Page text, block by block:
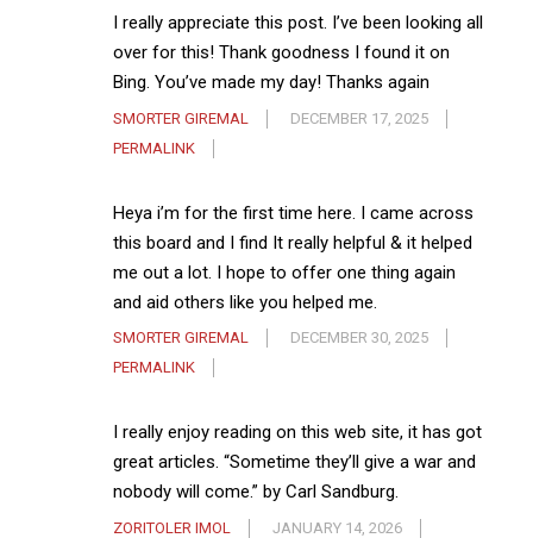
I really appreciate this post. I’ve been looking all
over for this! Thank goodness I found it on
Bing. You’ve made my day! Thanks again
SMORTER GIREMAL
DECEMBER 17, 2025
PERMALINK
Heya i’m for the first time here. I came across
this board and I find It really helpful & it helped
me out a lot. I hope to offer one thing again
and aid others like you helped me.
SMORTER GIREMAL
DECEMBER 30, 2025
PERMALINK
I really enjoy reading on this web site, it has got
great articles. “Sometime they’ll give a war and
nobody will come.” by Carl Sandburg.
ZORITOLER IMOL JANUARY 14, 2026